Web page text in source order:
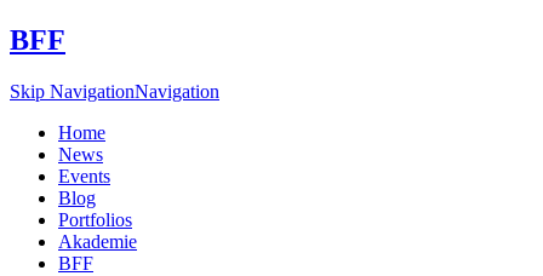
BFF
Skip NavigationNavigation
Home
News
Events
Blog
Portfolios
Akademie
BFF